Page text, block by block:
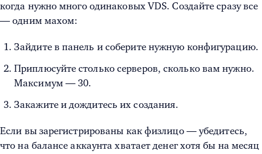
когда нужно много одинаковых VDS. Создайте сразу все
— одним махом:
Зайдите в панель и соберите нужную конфигурацию.
Приплюсуйте столько серверов, сколько вам нужно.
Максимум — 30.
Закажите и дождитесь их создания.
Если вы зарегистрированы как физлицо — убедитесь,
что на балансе аккаунта хватает денег хотя бы на месяц